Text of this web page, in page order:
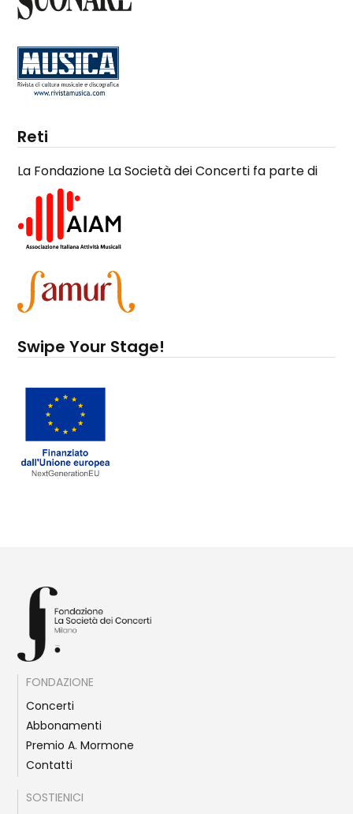
Reti
La Fondazione La Società dei Concerti fa parte di
Swipe Your Stage!
FONDAZIONE
Concerti
Abbonamenti
Premio A. Mormone
Contatti
SOSTIENICI